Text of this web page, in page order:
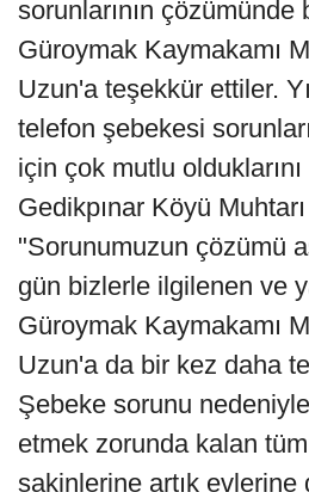
sorunlarının
Güroymak Kaymakamı
Uzun'a teşekkür ettiler.
telefon şebekesi
için çok mutlu
Gedikpınar Köyü
"Sorunumuzun çözümü
gün bizlerle ilgilenen ve
Güroymak Kaymakamı
Uzun'a da bir kez daha
Şebeke sorunu
etmek zorunda kalan
sakinlerine artık